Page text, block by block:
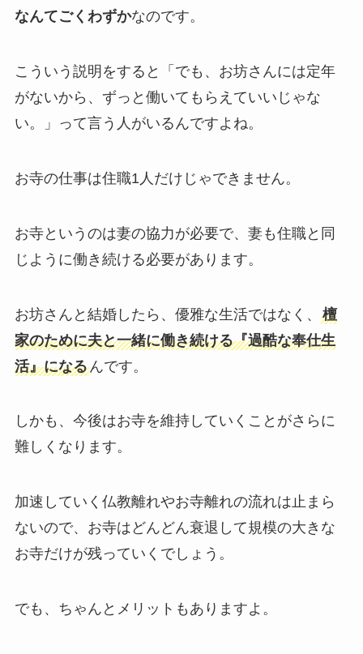
なんてごくわずかなのです。
こういう説明をすると「でも、お坊さんには定年
がないから、ずっと働いてもらえていいじゃな
い。」って言う人がいるんですよね。
お寺の仕事は住職1人だけじゃできません。
お寺というのは妻の協力が必要で、妻も住職と同
じように働き続ける必要があります。
お坊さんと結婚したら、優雅な生活ではなく、 檀
家のために夫と一緒に働き続ける『過酷な奉仕生
活』になるんです。
しかも、今後はお寺を維持していくことがさらに
難しくなります。
加速していく仏教離れやお寺離れの流れは止まら
ないので、お寺はどんどん衰退して規模の大きな
お寺だけが残っていくでしょう。
でも、ちゃんとメリットもありますよ。